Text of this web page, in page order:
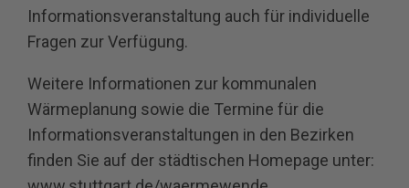
Informationsveranstaltung auch für individuelle
Fragen zur Verfügung.
Weitere Informationen zur kommunalen
Wärmeplanung sowie die Termine für die
Informationsveranstaltungen in den Bezirken
finden Sie auf der städtischen Homepage unter: